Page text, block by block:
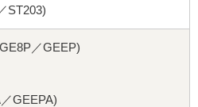
ST203)
／GEEP)
GEEPA)